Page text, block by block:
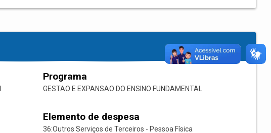
Programa
GESTAO E EXPANSAO DO ENSINO FUNDAMENTAL
Elemento de despesa
36:Outros Serviços de Terceiros - Pessoa Física